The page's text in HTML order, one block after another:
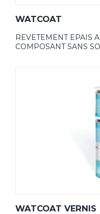
WATCOAT
REVETEMENT EPAIS
COMPOSANT SANS
WATCOAT VERNIS